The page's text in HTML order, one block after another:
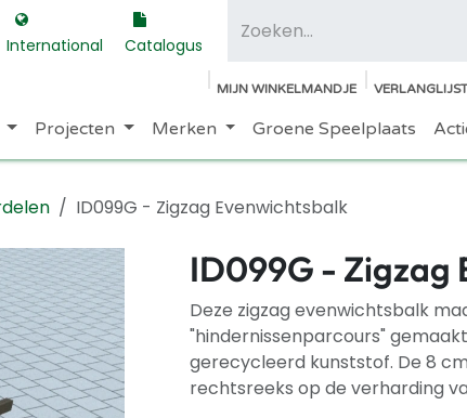
International Catalogus
MIJN WINKELMANDJE VERLANGLIJST
Projecten Merken Groene Speelplaats
ID099G - Zigzag Evenwichtsbalk
ID099G - Zigzag
Deze zigzag evenwichtsbalk
"hindernissenparcours"
gerecycleerd kunststof. De 8
rechtsreeks op de verharding